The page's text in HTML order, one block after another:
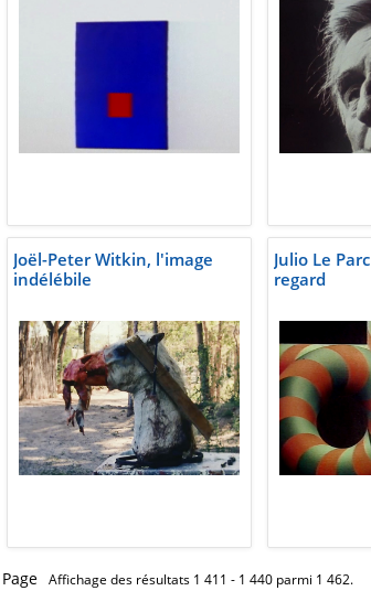
Joël-Peter Witkin, l'image
indélébile
Julio Le
regard
Affichage des résultats 1 411 - 1 440 parmi 1 462.